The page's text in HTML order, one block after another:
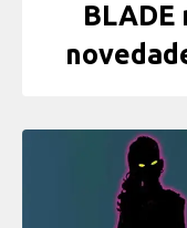
BLADE